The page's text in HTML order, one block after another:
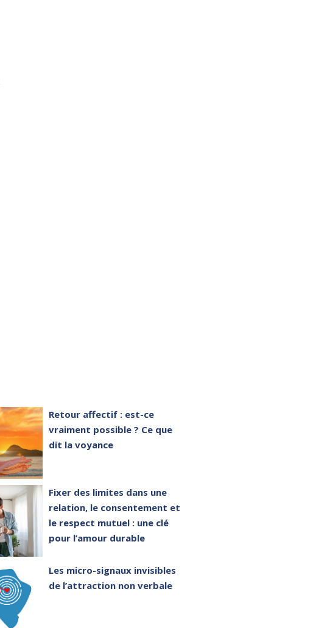
Retour affectif : est-ce
vraiment possible ? Ce que
dit la voyance
Fixer des limites dans une
relation, le consentement et
le respect mutuel : une clé
pour l’amour durable
Les micro-signaux invisibles
de l’attraction non verbale